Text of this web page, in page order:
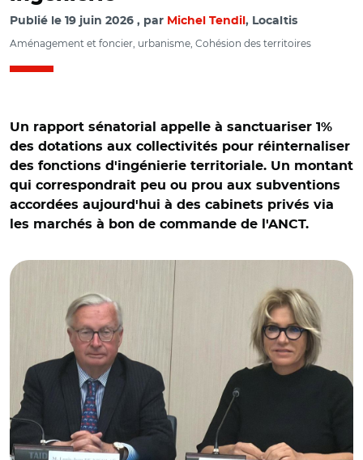
Publié le 19 juin 2026 par Michel Tendil , Localtis
Aménagement et foncier, urbanisme, Cohésion des territoires
Un rapport sénatorial appelle à sanctuariser 1%
des dotations aux collectivités pour réinternaliser
des fonctions d'ingénierie territoriale. Un montant
qui correspondrait peu ou prou aux subventions
accordées aujourd'hui à des cabinets privés via
les marchés à bon de commande de l'ANCT.
© @Nicole Bonnefoy/ Louis-Jean de Nicolaÿ et Nicole